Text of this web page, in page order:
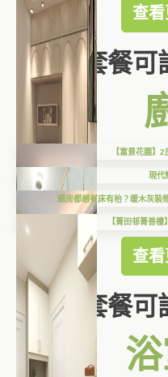
查
套餐可
【富景花園】
現代
細房都想有床有枱？暖木灰裝
【菁田邨菁善
查
套餐